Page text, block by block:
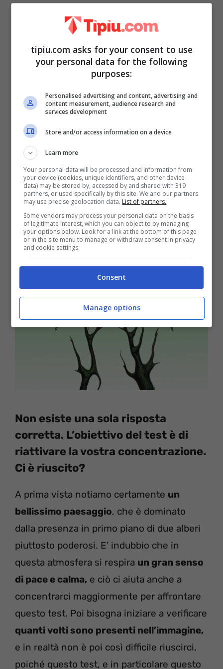
La domanda è la seguente:guardando
questa immagina, quanti volti vedete in
essa?Prendetevi qualche istante, o meglio
di dare una risposta vaga, come per tentare
la fortuna, e soprattutto non abbiate poi
alcuna paura di dire la vostra, perché
questo test, è doveroso sottolinearlo in
modo molto chiaro, non serve -in realtà-
per rivelarvi qualcosa di più su voi stessi e
sul vostro carattere, quindi sulla vostra
natura, maè un semplice ed elegante
invito a concentrarvi.
Non esiste una sola risposta
corretta. L’obiettivo del test è di
riattivare la vostra concentrazione.
Ci è riuscito?
A prima vista notiamo certamente un
bellissimo paesaggio, che è dominato
dalla presenza in primo piano di due alberi
piuttosto poderosi. E’ indubbio che in
questa atmosfera si respira un gran senso
di pace e calma, e ciò ci aiuta anche a
concentrarci maggiormente per affrontare
questo test. Poi bisogna iniziare a verificare
quanti volti sono presenti nell’immagine,
e in realtà non è poi così difficile riuscirci,
poiché questo test, e in particolare questo
tipiu.com asks for your consent to use
your personal data for the following
purposes:
Personalised advertising and content, advertising and
content measurement, audience research and
services development
Store and/or access information on a device
Learn more
Your personal data will be processed and information from
your device (cookies, unique identifiers, and other device
data) may be stored by, accessed by and shared with 319
partners, or used specifically by this site. We and our partners
may use precise geolocation data. List of partners.
Some vendors may process your personal data on the basis
of legitimate interest, which you can object to by managing
your options below. Look for a link at the bottom of this page
or in the site menu to manage or withdraw consent in privacy
and cookie settings.
Consent
Manage options